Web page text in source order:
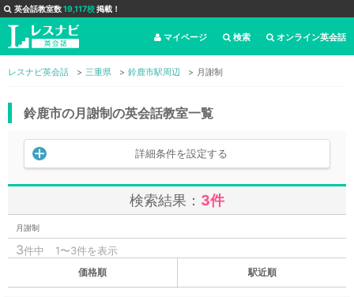
英会話教室数19,117校掲載！
オンライン英会話
検索
マイページ
レスナビ英会話 三重県 鈴鹿市駅周辺 月謝制
鈴鹿市の月謝制の英会話教室一覧
詳細条件を設定する
検索結果： 3件
月謝制
3件中 1〜3件を表示
価格順 駅近順